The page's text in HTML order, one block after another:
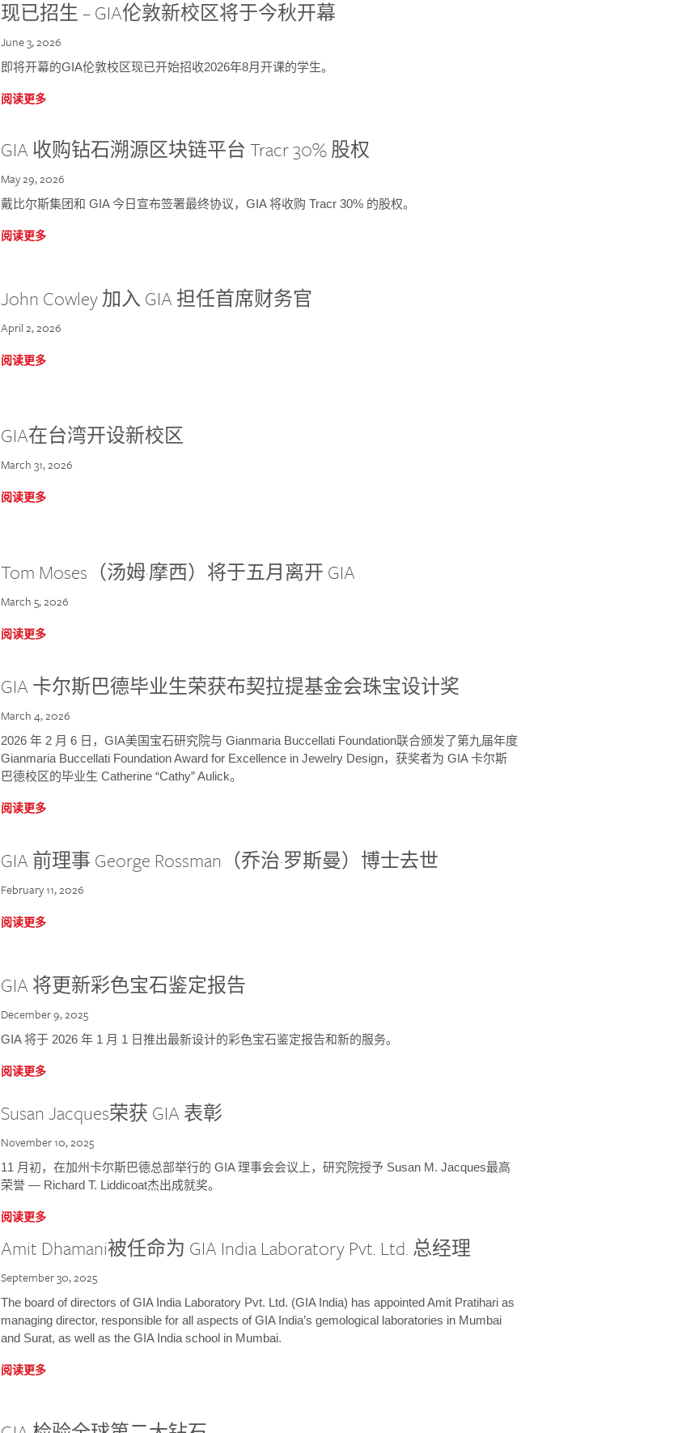
现已招生 – GIA伦敦新校区将于今秋开幕
June 3, 2026
即将开幕的GIA伦敦校区现已开始招收2026年8月开课的学生。
阅读更多
GIA 收购钻石溯源区块链平台 Tracr 30% 股权
May 29, 2026
戴比尔斯集团和 GIA 今日宣布签署最终协议，GIA 将收购 Tracr 30% 的股权。
阅读更多
John Cowley 加入 GIA 担任首席财务官
April 2, 2026
阅读更多
GIA在台湾开设新校区
March 31, 2026
阅读更多
Tom Moses（汤姆·摩西）将于五月离开 GIA
March 5, 2026
阅读更多
GIA 卡尔斯巴德毕业生荣获布契拉提基金会珠宝设计奖
March 4, 2026
2026 年 2 月 6 日，GIA美国宝石研究院与 Gianmaria Buccellati Foundation联合颁发了第九届年度
Gianmaria Buccellati Foundation Award for Excellence in Jewelry Design，获奖者为 GIA 卡尔斯
巴德校区的毕业生 Catherine “Cathy” Aulick。
阅读更多
GIA 前理事 George Rossman（乔治·罗斯曼）博士去世
February 11, 2026
阅读更多
GIA 将更新彩色宝石鉴定报告
December 9, 2025
GIA 将于 2026 年 1 月 1 日推出最新设计的彩色宝石鉴定报告和新的服务。
阅读更多
Susan Jacques荣获 GIA 表彰
November 10, 2025
11 月初，在加州卡尔斯巴德总部举行的 GIA 理事会会议上，研究院授予 Susan M. Jacques最高
荣誉 — Richard T. Liddicoat杰出成就奖。
阅读更多
Amit Dhamani被任命为 GIA India Laboratory Pvt. Ltd. 总经理
September 30, 2025
The board of directors of GIA India Laboratory Pvt. Ltd. (GIA India) has appointed Amit Pratihari as
managing director, responsible for all aspects of GIA India’s gemological laboratories in Mumbai
and Surat, as well as the GIA India school in Mumbai.
阅读更多